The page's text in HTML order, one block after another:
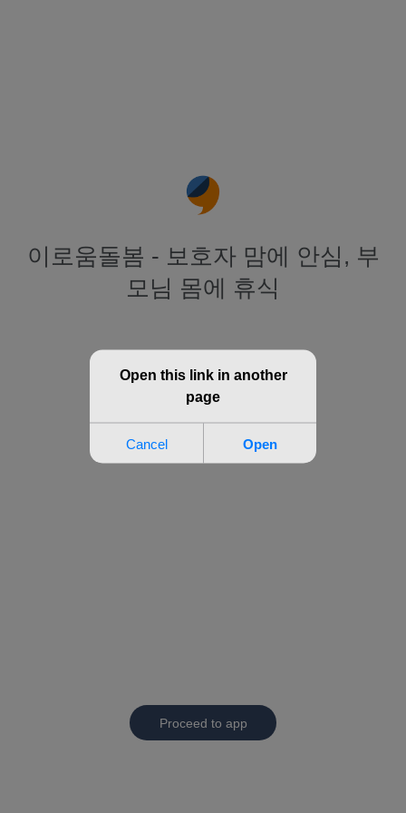
이로움돌봄 - 보호자 맘에 안심, 부
모님 몸에 휴식
Proceed to app